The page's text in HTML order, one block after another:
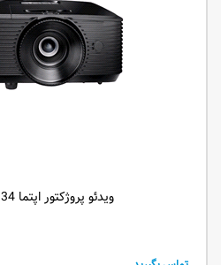
ویدئو پروژکتور اپتما OPTOMA S334